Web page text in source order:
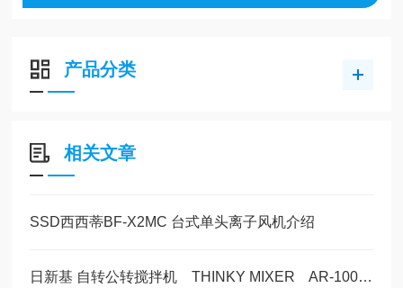
产品分类
相关文章
SSD西西蒂BF-X2MC 台式单头离子风机介绍
日新基 自转公转搅拌机 THINKY MIXER AR-100 美萨全系列代理 现货5台